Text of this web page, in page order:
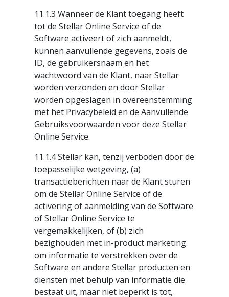
11.1.3 Wanneer de Klant toegang heeft
tot de Stellar Online Service of de
Software activeert of zich aanmeldt,
kunnen aanvullende gegevens, zoals de
ID, de gebruikersnaam en het
wachtwoord van de Klant, naar Stellar
worden verzonden en door Stellar
worden opgeslagen in overeenstemming
met het Privacybeleid en de Aanvullende
Gebruiksvoorwaarden voor deze Stellar
Online Service.
11.1.4 Stellar kan, tenzij verboden door de
toepasselijke wetgeving, (a)
transactieberichten naar de Klant sturen
om de Stellar Online Service of de
activering of aanmelding van de Software
of Stellar Online Service te
vergemakkelijken, of (b) zich
bezighouden met in-product marketing
om informatie te verstrekken over de
Software en andere Stellar producten en
diensten met behulp van informatie die
bestaat uit, maar niet beperkt is tot,